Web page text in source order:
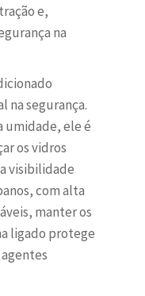
e,
na
na segurança.
umidade, ele é
os vidros
visibilidade
com alta
manter os
ligado protege